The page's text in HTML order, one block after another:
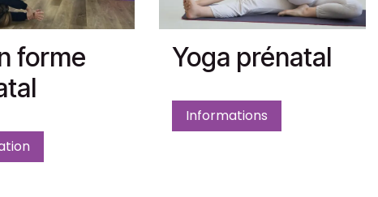
forme
Yoga prénatal
Informations